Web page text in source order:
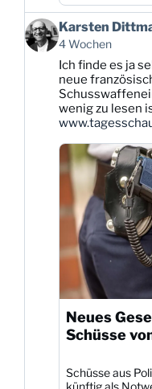
Beitrag
von
Karsten
Dittmann
Bluesky
ansehen
Karsten
4 Wochen
Ich finde es ja
neue
wenig zu lesen
Neues
Schüsse
Schüsse aus
künftig als